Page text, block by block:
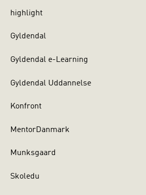
highlight
Gyldendal
Gyldendal e-Learning
Gyldendal Uddannelse
Konfront
MentorDanmark
Munksgaard
Skoledu